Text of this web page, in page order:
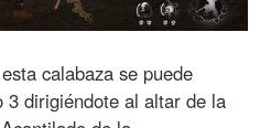
esta calabaza se puede
3 dirigiéndote al altar de la